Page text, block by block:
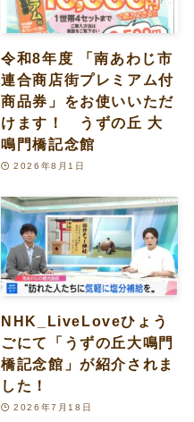
令和8年度 「南あわじ市
連合商店街プレミアム付
商品券」をお使いいただ
けます！ うずの丘 大
鳴門橋記念館
2026年8月1日
NHK_LiveLoveひょう
ごにて「うずの丘大鳴門
橋記念館」が紹介されま
した！
2026年7月18日